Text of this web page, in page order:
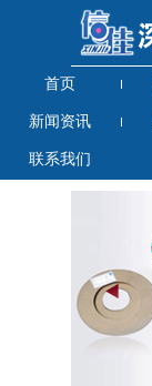
首页
新闻资讯
联系我们